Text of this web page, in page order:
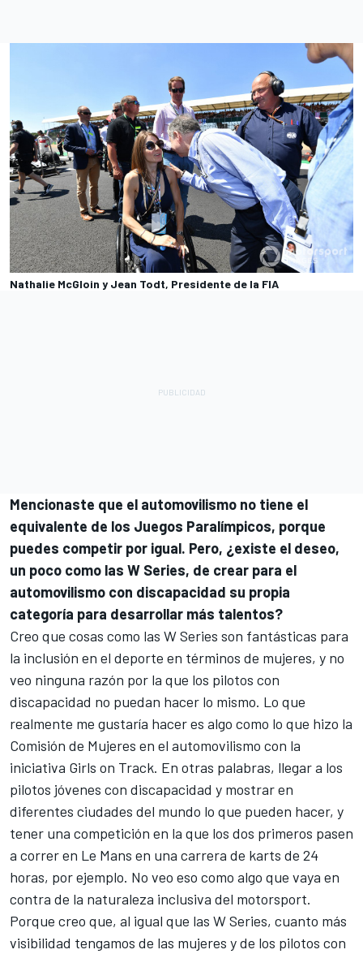
Nathalie McGloin y Jean Todt, Presidente de la FIA
Mencionaste que el automovilismo no tiene el
equivalente de los Juegos Paralímpicos, porque
puedes competir por igual. Pero, ¿existe el deseo,
un poco como las W Series, de crear para el
automovilismo con discapacidad su propia
categoría para desarrollar más talentos?
Creo que cosas como las W Series son fantásticas para
la inclusión en el deporte en términos de mujeres, y no
veo ninguna razón por la que los pilotos con
discapacidad no puedan hacer lo mismo. Lo que
realmente me gustaría hacer es algo como lo que hizo la
Comisión de Mujeres en el automovilismo con la
iniciativa Girls on Track. En otras palabras, llegar a los
pilotos jóvenes con discapacidad y mostrar en
diferentes ciudades del mundo lo que pueden hacer, y
tener una competición en la que los dos primeros pasen
a correr en Le Mans en una carrera de karts de 24
horas, por ejemplo. No veo eso como algo que vaya en
contra de la naturaleza inclusiva del motorsport.
Porque creo que, al igual que las W Series, cuanto más
visibilidad tengamos de las mujeres y de los pilotos con